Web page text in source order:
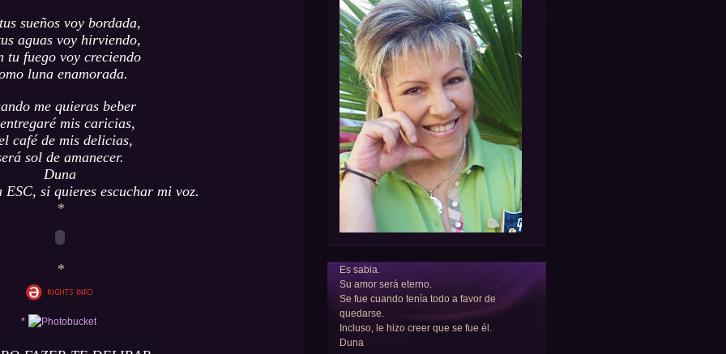
sueños voy bordada,
aguas voy hirviendo,
tu fuego voy creciendo
luna enamorada.
me quieras beber
mis caricias,
café de mis delicias,
sol de amanecer.
Duna
si quieres escuchar mi voz.
*
*
*
Es sabia.
Su amor será eterno.
Se fue cuando tenía todo a favor de
quedarse.
Incluso, le hizo creer que se fue él.
Duna